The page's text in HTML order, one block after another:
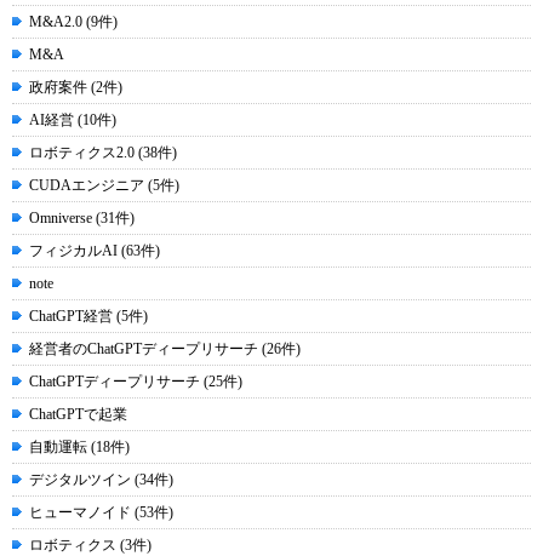
M&A2.0 (9件)
M&A
政府案件 (2件)
AI経営 (10件)
ロボティクス2.0 (38件)
CUDAエンジニア (5件)
Omniverse (31件)
フィジカルAI (63件)
note
ChatGPT経営 (5件)
経営者のChatGPTディープリサーチ (26件)
ChatGPTディープリサーチ (25件)
ChatGPTで起業
自動運転 (18件)
デジタルツイン (34件)
ヒューマノイド (53件)
ロボティクス (3件)